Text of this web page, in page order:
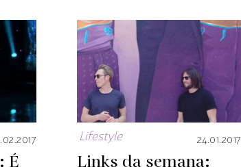
É
Lifestyle 24.01.2017
Links da semana: